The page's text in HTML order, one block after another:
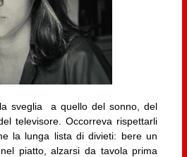
sveglia a quello del sonno, del
televisore. Occorreva rispettarli
la lunga lista di divieti: bere un
piatto, alzarsi da tavola prima